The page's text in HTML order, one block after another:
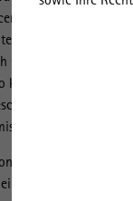
und
Car-Sharing bei.
sogar,
als durch
(durch mehr
favorisiert,
Bruch mit den